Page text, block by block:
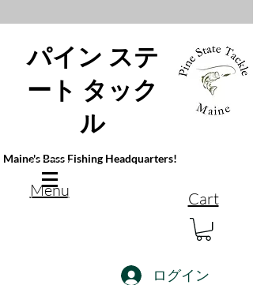
パイン ステ
ート タック
ル
Maine's Bass Fishing Headquarters!
Menu Cart
ログイン